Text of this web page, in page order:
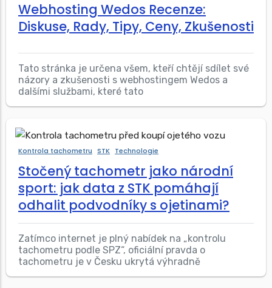
Webhosting Wedos Recenze:
Diskuse, Rady, Tipy, Ceny, Zkušenosti
Tato stránka je určena všem, kteří chtějí sdílet své
názory a zkušenosti s webhostingem Wedos a
dalšími službami, které tato
Kontrola tachometru STK Technologie
Stočený tachometr jako národní
sport: jak data z STK pomáhají
odhalit podvodníky s ojetinami?
Zatímco internet je plný nabídek na „kontrolu
tachometru podle SPZ“, oficiální pravda o
tachometru je v Česku ukrytá výhradně